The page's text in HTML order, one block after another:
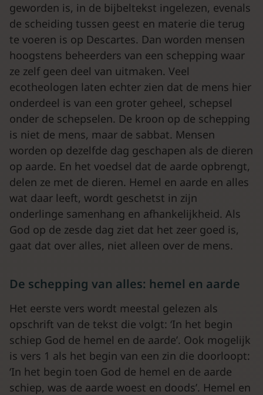
geworden is, in de bijbeltekst ingelezen, evenals
de scheiding tussen geest en materie die terug
te voeren is op Descartes. Dan worden mensen
hoogstens beheerders van een schepping waar
ze zelf geen deel van uitmaken. Veel
ecotheologen laten echter zien dat de mens hier
onderdeel is van een groter geheel, schepsel
onder de schepselen. De kroon op de schepping
is niet de mens, maar de sabbat. Mensen
worden op dezelfde dag geschapen als de dieren
op aarde. En het voedsel dat de aarde opbrengt,
delen ze met de dieren. Hemel en aarde en alles
wat daar leeft, wordt geschetst in zijn
onderlinge samenhang en afhankelijkheid. Als
God op de zesde dag ziet dat het zeer goed is,
gaat dat over alles, niet alleen over de mens.
De schepping van alles: hemel en aarde
Het eerste vers wordt meestal gelezen als
opschrift van de tekst die volgt: ‘In het begin
schiep God de hemel en de aarde’. Ook mogelijk
is vers 1 als het begin van een zin die doorloopt:
‘In het begin toen God de hemel en de aarde
schiep, was de aarde woest en doods’. Hemel en